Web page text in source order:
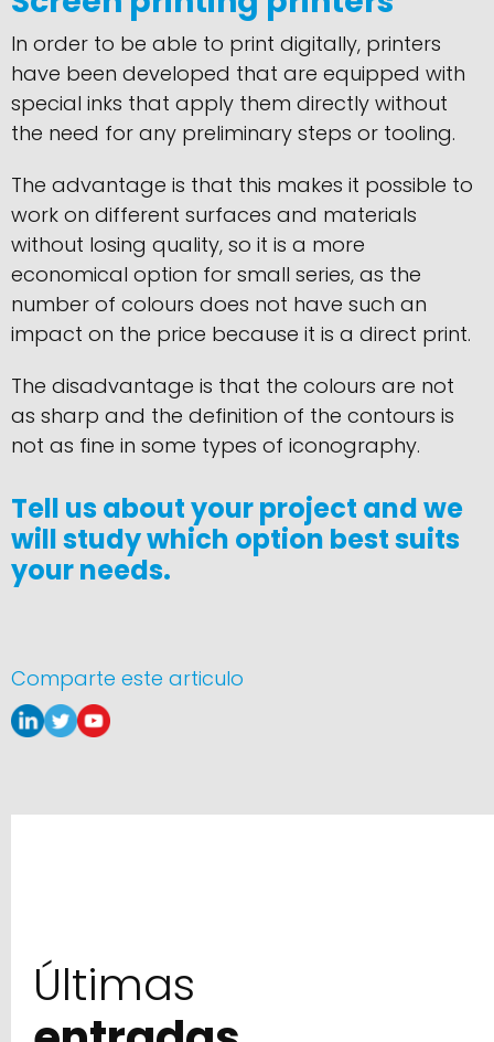
In order to be able to print digitally, printers
have been developed that are equipped with
special inks that apply them directly without
the need for any preliminary steps or tooling.
The advantage is that this makes it possible to
work on different surfaces and materials
without losing quality, so it is a more
economical option for small series, as the
number of colours does not have such an
impact on the price because it is a direct print.
The disadvantage is that the colours are not
as sharp and the definition of the contours is
not as fine in some types of iconography.
Tell us about your project and we
will study which option best suits
your needs.
Comparte este articulo
Últimas